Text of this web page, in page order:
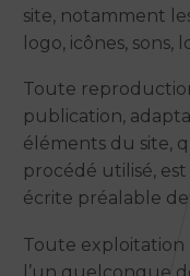
site, notamment
logo, icônes, sons,
Toute
publication,
éléments du site,
procédé utilisé,
écrite préalable de
Toute exploitation